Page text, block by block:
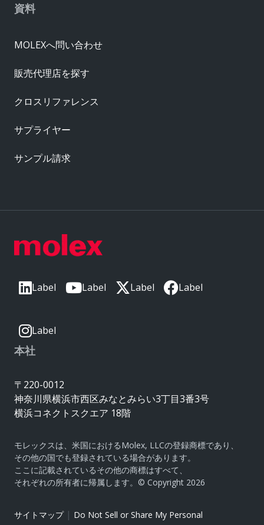
Label Label Label Label
Label
本社
〒220-0012
神奈川県横浜市西区みなとみらい3丁目3番3号
横浜コネクトスクエア 18階
モレックスは、米国におけるMolex, LLCの登録商標であり、
その他の国でも登録されている場合があります。
ここに記載されているその他の商標はすべて、
それぞれの所有者に帰属します。© Copyright 2026
サイトマップ| Do Not Sell or Share My Personal
資料
MOLEXへ問い合わせ
販売代理店を探す
クロスリファレンス
サプライヤー
サンプル請求